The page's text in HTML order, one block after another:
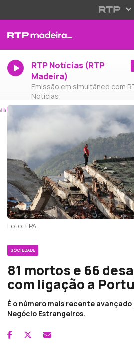
RTP Notícias (RTP
Madeira)
Emissão em simultâneo com
Notícias
Foto: EPA
SOCIEDADE
81 mortos e 66
com ligação a
É o número mais recente
Negócio Estrangeiros.